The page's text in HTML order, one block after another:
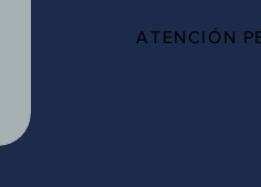
ATENCIÓN